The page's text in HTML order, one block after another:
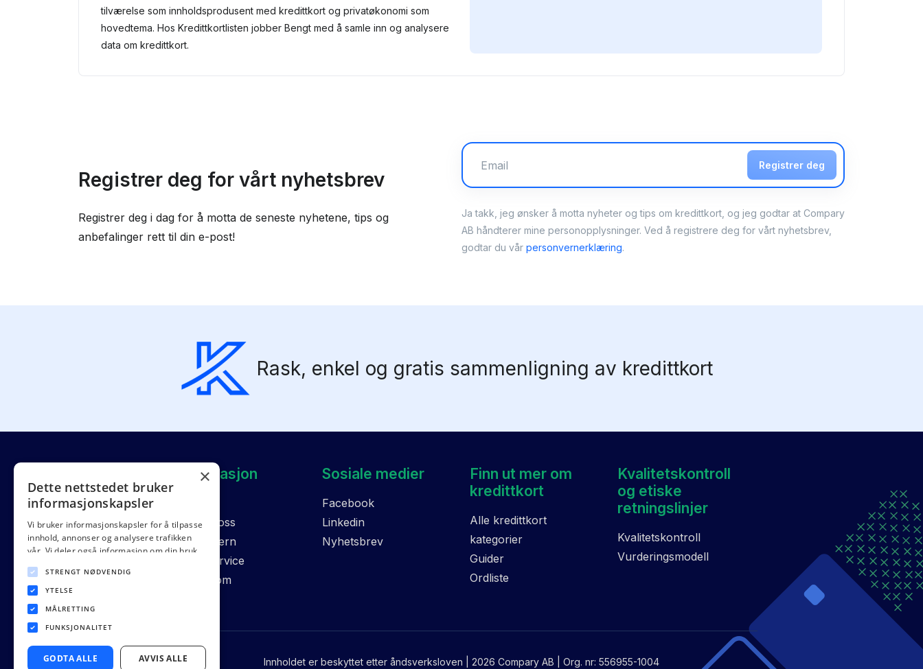
tilværelse som innholdsprodusent med kredittkort og privatøkonomi som
hovedtema. Hos Kredittkortlisten jobber Bengt med å samle inn og analysere
data om kredittkort.
Registrer deg for vårt nyhetsbrev
Registrer deg i dag for å motta de seneste nyhetene, tips og
anbefalinger rett til din e-post!
Registrer deg
Ja takk, jeg ønsker å motta nyheter og tips om kredittkort, og jeg godtar at Compary
AB håndterer mine personopplysninger. Ved å registrere deg for vårt nyhetsbrev,
godtar du vår personvernerklæring.
Rask, enkel og gratis sammenligning av kredittkort
Informasjon
Kontakt oss
Personvern
Kundeservice
Presserom
Sosiale medier
Facebook
Linkedin
Nyhetsbrev
Finn ut mer om
kredittkort
Alle kredittkort
kategorier
Guider
Ordliste
Kvalitetskontroll
og etiske
retningslinjer
Kvalitetskontroll
Vurderingsmodell
Innholdet er beskyttet etter åndsverksloven | 2026 Compary AB | Org. nr: 556955-1004
×
Dette nettstedet bruker
informasjonskapsler
Vi bruker informasjonskapsler for å tilpasse
innhold, annonser og analysere trafikken
vår. Vi deler også informasjon om din bruk
og analysepartnere som kan kombinere den
med annen informasjon du har gitt dem
eller som de har samlet inn fra din bruk av
tjenestene deres.
STRENGT NØDVENDIG
YTELSE
MÅLRETTING
FUNKSJONALITET
GODTA ALLE AVVIS ALLE